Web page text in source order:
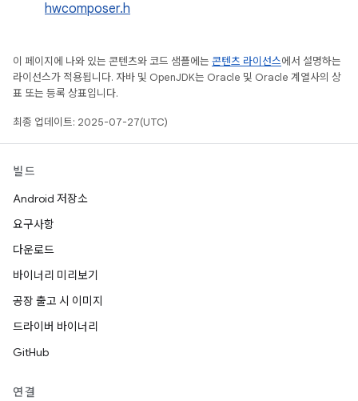
hwcomposer.h
이 페이지에 나와 있는 콘텐츠와 코드 샘플에는 콘텐츠 라이선스에서 설명하는
라이선스가 적용됩니다. 자바 및 OpenJDK는 Oracle 및 Oracle 계열사의 상
표 또는 등록 상표입니다.
최종 업데이트: 2025-07-27(UTC)
빌드
Android 저장소
요구사항
다운로드
바이너리 미리보기
공장 출고 시 이미지
드라이버 바이너리
GitHub
연결